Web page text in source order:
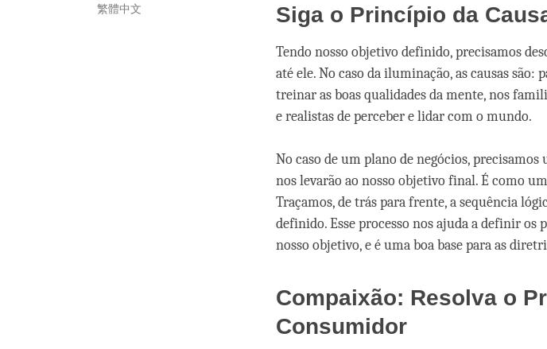
繁體中文
Siga o Princípio da
Tendo nosso objetivo definido, precisamos
até ele. No caso da iluminação, as causas
treinar as boas qualidades da mente, nos
e realistas de perceber e lidar com o mundo.
No caso de um plano de negócios,
nos levarão ao nosso objetivo final. É como
Traçamos, de trás para frente, a sequência
definido. Esse processo nos ajuda a definir os
nosso objetivo, e é uma boa base para as
Compaixão: Resolva o
Consumidor